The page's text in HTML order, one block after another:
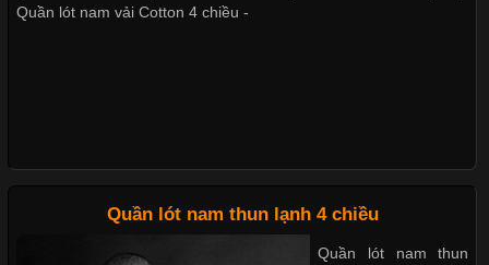
Quần lót nam boxer thun lạnh
Quần lót nam vải Cotton 4 chiều -
Quần lót nam thun lạnh 4 chiều
Quần lót nam thun